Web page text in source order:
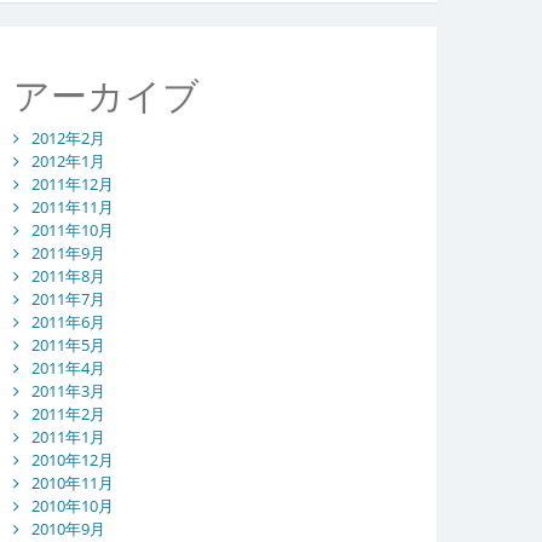
アーカイブ
2012年2月
2012年1月
2011年12月
2011年11月
2011年10月
2011年9月
2011年8月
2011年7月
2011年6月
2011年5月
2011年4月
2011年3月
2011年2月
2011年1月
2010年12月
2010年11月
2010年10月
2010年9月